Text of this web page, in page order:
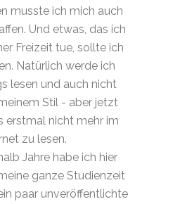
musste ich mich auch
Und etwas, das ich
Freizeit tue, sollte ich
Natürlich werde ich
lesen und auch nicht
Stil - aber jetzt
erstmal nicht mehr im
zu lesen.
Jahre habe ich hier
ganze Studienzeit
paar unveröffentlichte